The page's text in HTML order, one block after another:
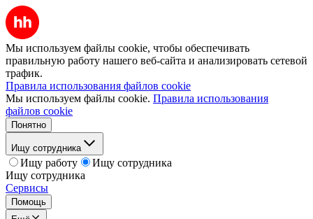
Мы используем файлы cookie, чтобы обеспечивать
правильную работу нашего веб-сайта и анализировать сетевой
трафик.
Правила использования файлов cookie
Мы используем файлы cookie. Правила использования
файлов cookie
Понятно
Ищу сотрудника
Ищу работу
Ищу сотрудника
Ищу сотрудника
Сервисы
Помощь